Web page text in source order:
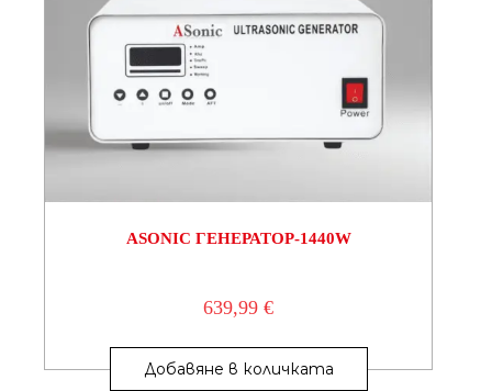
ASONIC ГЕНЕРАТОР-1440W
639,99€
Добавяне в количката